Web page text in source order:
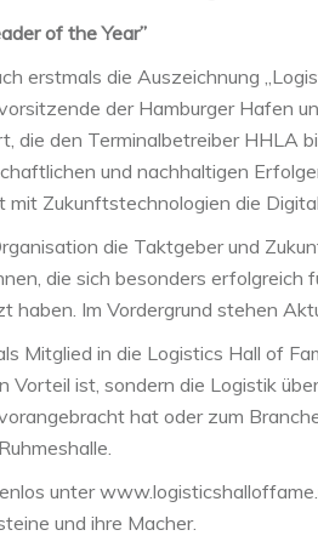
of the Year”
erstmals die Auszeichnung
der Hamburger Hafen
die den Terminalbetreiber HHLA
und nachhaltigen
Zukunftstechnologien die
die Taktgeber und
die sich besonders erfolgreich
haben. Im Vordergrund stehen
Mitglied in die Logistics Hall of
ist, sondern die Logistik
hat oder zum
unter
und ihre Macher.